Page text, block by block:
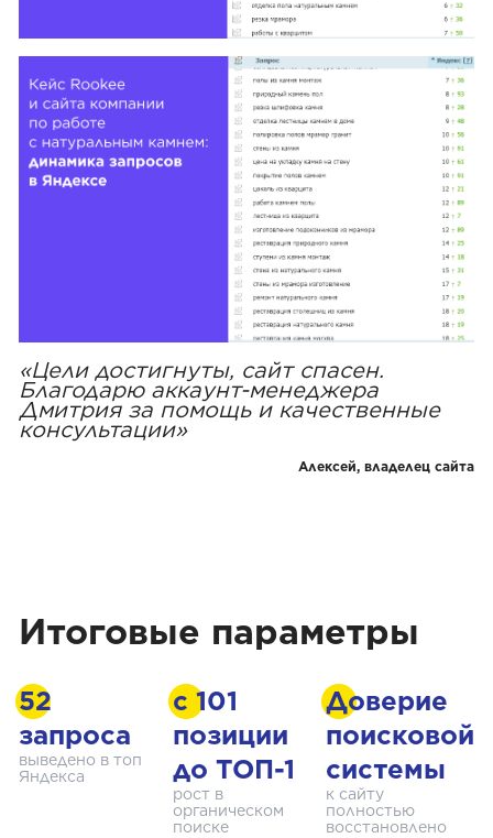
«Цели достигнуты, сайт спасен.
Благодарю аккаунт-менеджера
Дмитрия за помощь и качественные
консультации»
Алексей, владелец сайта
Итоговые параметры
52
запроса
выведено в топ
Яндекса
с 101
позиции
до ТОП-1
рост в
органическом
поиске
Доверие
поисковой
системы
к сайту
полностью
восстановлено